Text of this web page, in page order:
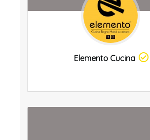
Elemento Cucina